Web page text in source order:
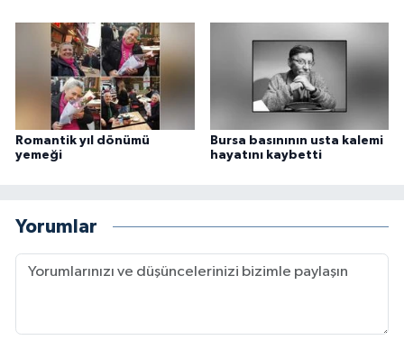
Romantik yıl dönümü
yemeği
Bursa basınının usta kalemi
hayatını kaybetti
Yorumlar